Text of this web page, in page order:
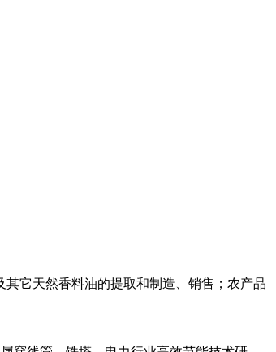
它天然香料油的提取和制造、销售；农产品